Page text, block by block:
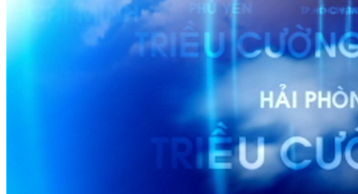
DỰ BÁO THỜI TIẾT
Dự báo thời tiết đêm 17/3 ngày 18/3/2023